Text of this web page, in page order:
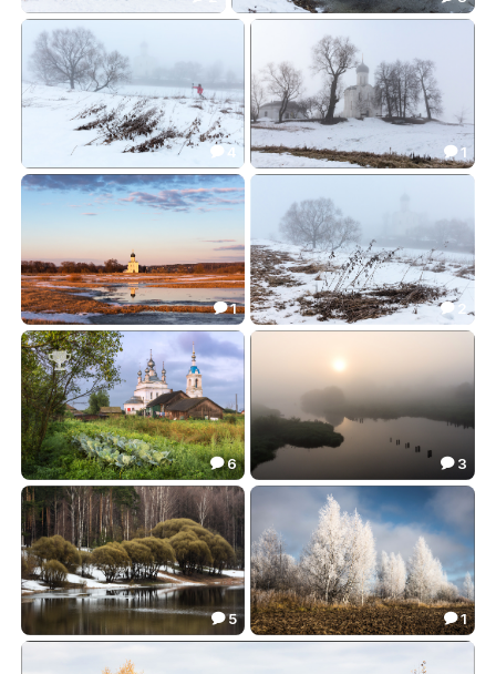
 Подписчики
 Об авторе
...
Туман ещё держался
 74.00
Апрельские морозы
Про красную куртку фотографа
 33.46
 4
Последний снег апреля
 1
Боголюбовский луг
71.56
 1
Апрель. Зима пока не отступает
 2

Про капусту
115.91
 6
В плотном тумане
 3
Апрельская
 5
Ноябрь морозный
 1